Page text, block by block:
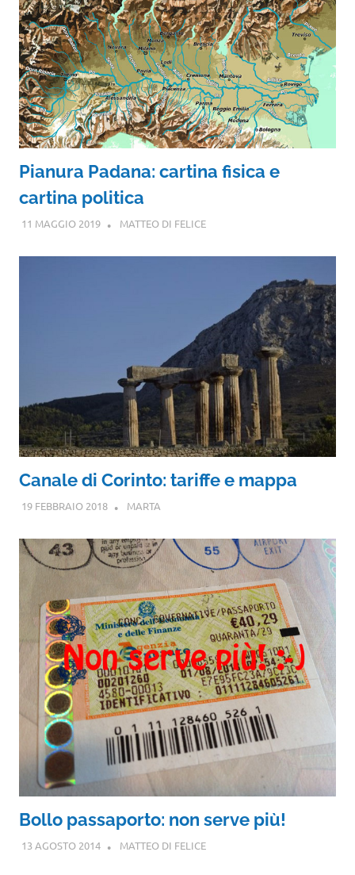
Pianura Padana: cartina fisica e
cartina politica
11 MAGGIO 2019 MATTEO DI FELICE
Canale di Corinto: tariffe e mappa
19 FEBBRAIO 2018 MARTA
Bollo passaporto: non serve più!
13 AGOSTO 2014 MATTEO DI FELICE